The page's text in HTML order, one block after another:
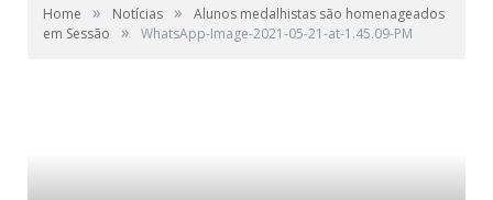
Home » Notícias »
Alunos medalhistas são homenageados
em Sessão
» WhatsApp-Image-2021-05-21-at-1.45.09-PM